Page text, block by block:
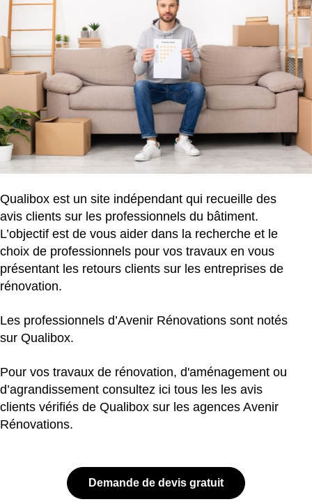
Qualibox est un site indépendant qui recueille des
avis clients sur les professionnels du bâtiment.
L’objectif est de vous aider dans la recherche et le
choix de professionnels pour vos travaux en vous
présentant les retours clients sur les entreprises de
rénovation.
Les professionnels d’Avenir Rénovations sont notés
sur Qualibox.
Pour vos travaux de rénovation, d'aménagement ou
d’agrandissement consultez ici tous les les avis
clients vérifiés de Qualibox sur les agences Avenir
Rénovations.
Demande de devis gratuit